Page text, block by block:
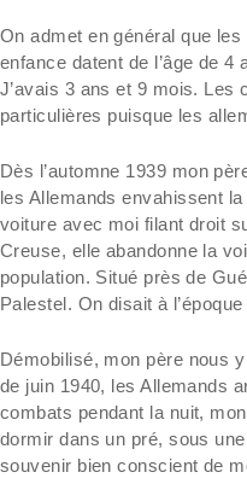
On admet en général que
enfance datent de l’âge de
J’avais 3 ans et 9 mois. Les
particulières puisque les
Dès l’automne 1939 mon
les Allemands envahissent
voiture avec moi filant droit
Creuse, elle abandonne la
population. Situé près de
Palestel. On disait à
Démobilisé, mon père nous
de juin 1940, les Allemands
combats pendant la nuit,
dormir dans un pré, sous
souvenir bien conscient de